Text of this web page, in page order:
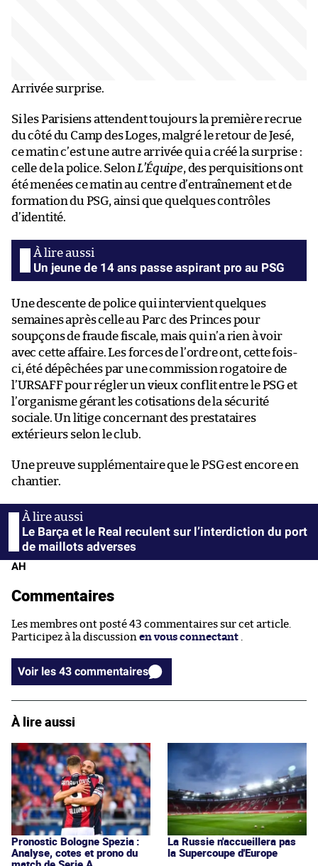
Arrivée surprise.
Si les Parisiens attendent toujours la première recrue
du côté du Camp des Loges, malgré le retour de Jesé,
ce matin c’est une autre arrivée qui a créé la surprise :
celle de la police. Selon L’Équipe, des perquisitions ont
été menées ce matin au centre d’entraînement et de
formation du PSG, ainsi que quelques contrôles
d’identité.
Un jeune de 14 ans passe aspirant pro au PSG
Une descente de police qui intervient quelques
semaines après celle au Parc des Princes pour
soupçons de fraude fiscale, mais qui n’a rien à voir
avec cette affaire. Les forces de l’ordre ont, cette fois-
ci, été dépêchées par une commission rogatoire de
l’URSAFF pour régler un vieux conflit entre le PSG et
l’organisme gérant les cotisations de la sécurité
sociale. Un litige concernant des prestataires
extérieurs selon le club.
Une preuve supplémentaire que le PSG est encore en
chantier.
Le Barça et le Real reculent sur l’interdiction du port
de maillots adverses
AH
Commentaires
Les membres ont posté 43 commentaires sur cet article.
Participez à la discussion en vous connectant
Voir les 43 commentaires
À lire aussi
Pronostic Bologne Spezia :
Analyse, cotes et prono du
La Russie n'accueillera pas
la Supercoupe d'Europe